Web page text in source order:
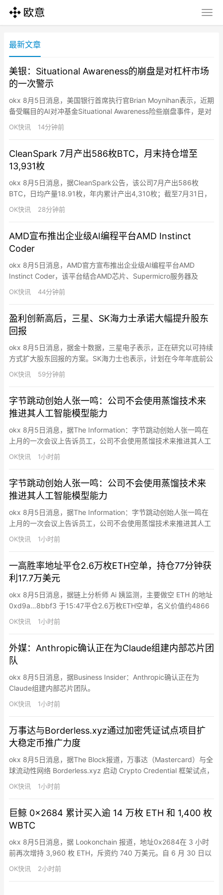
最新文章
美银：Situational Awareness的崩盘是对杠杆市场
的一次警示
okx 8月5日消息，美国银行首席执行官Brian Moynihan表示，近期
备受瞩目的AI对冲基金Situational Awareness险些崩盘事件，是对
目前由高估值和借贷资金驱动的金融市场的一记警告。上周，由
OpenAI前员工Leopold Aschenbrenner创建的该基金因AI投资押
OK快讯 14分钟前
CleanSpark 7月产出586枚BTC，月末持仓增至
13,931枚
okx 8月5日消息，据CleanSpark公告，该公司7月产出586枚
BTC，日均产量18.91枚，年内累计产出4,310枚；截至7月31日，
其比特币持仓为13,931枚，其中4,070枚为与衍生品交易相关的抵
押品或应收款。运营方面，CleanSpark 7月运营算力为50 EH/s，
OK快讯 28分钟前
AMD宣布推出企业级AI编程平台AMD Instinct
Coder
okx 8月5日消息，AMD官方宣布推出企业级AI编程平台AMD
Instinct Coder，该平台结合AMD芯片、Supermicro服务器及
Spectro Cloud软件，旨在帮助企业在本地部署AI编码助手，降低
云端AI模型使用成本并保护代码及数据安全。AMD表示，Instinct
OK快讯 44分钟前
盈利创新高后，三星、SK海力士承诺大幅提升股东
回报
okx 8月5日消息，据金十数据，三星电子表示，正在研究以可持续
方式扩大股东回报的方案。SK海力士也表示，计划在今年年底前公
布一项方案，大幅提高资本回报规模。据外媒报道，三星电子5日
在一份声明中表示，公司正在评估以“可持续方式”强化股东回报的
具体的股东回报方案，并预计将“显著扩大”资本回报规模。两家…
OK快讯 59分钟前
字节跳动创始人张一鸣：公司不会使用蒸馏技术来
推进其人工智能模型能力
okx 8月5日消息，据The Information：字节跳动创始人张一鸣在
上月的一次会议上告诉员工，公司不会使用蒸馏技术来推进其人工
智能模型能力，即使这意味着公司暂时落后于国内竞争对手。
OK快讯 1小时前
字节跳动创始人张一鸣：公司不会使用蒸馏技术来
推进其人工智能模型能力
okx 8月5日消息，据The Information：字节跳动创始人张一鸣在
上月的一次会议上告诉员工，公司不会使用蒸馏技术来推进其人工
智能模型能力，即使这意味着公司暂时落后于国内竞争对手。
OK快讯 1小时前
一高胜率地址平仓2.6万枚ETH空单，持仓77分钟获
利17.7万美元
okx 8月5日消息，据链上分析师 Ai 姨监测，主要做空 ETH 的地址
0xd9a…8bbf3 于15:47平仓2.6万枚ETH空单，名义价值约4866
万美元。该仓位开仓价为1871.2美元，平仓价为1864.4美元，持仓
1小时17分钟，获利约17.7万美元。Ai姨称，这是该地址自7月27日
OK快讯 1小时前
外媒：Anthropic确认正在为Claude组建内部芯片团
队
okx 8月5日消息，据Business Insider：Anthropic确认正在为
Claude组建内部芯片团队。
OK快讯 1小时前
万事达与Borderless.xyz通过加密凭证试点项目扩
大稳定币推广力度
okx 8月5日消息，据The Block报道，万事达（Mastercard）与全
球流动性网络 Borderless.xyz 启动 Crypto Credential 框架试点，
用于测试跨境稳定币支付流程中的身份验证与合规信号集成。试点
将评估该框架在 Borderless.xyz 稳定币支付网络中的表现，参与
OK快讯 1小时前
巨鲸 0x2684 累计买入逾 14 万枚 ETH 和 1,400 枚
WBTC
okx 8月5日消息，据 Lookonchain 报道，地址0x2684在 3 小时
前再次增持 3,960 枚 ETH，斥资约 740 万美元。自 6 月 30 日以
来，以太坊巨鲸地址 0x2684 先后买入 79,216 枚 ETH，累计金额
约 1.41 亿美元，平均买入价 1,777 美元；同时买入 1,400 枚
OK快讯 2小时前